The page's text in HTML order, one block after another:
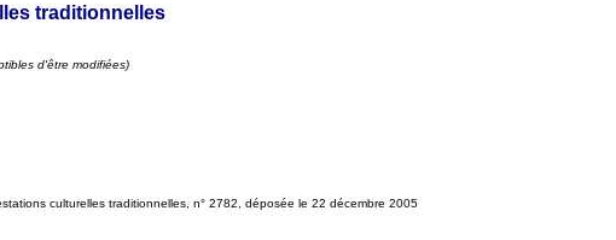
traditionnelles
d'être modifiées)
culturelles traditionnelles, n° 2782, déposée le 22 décembre 2005